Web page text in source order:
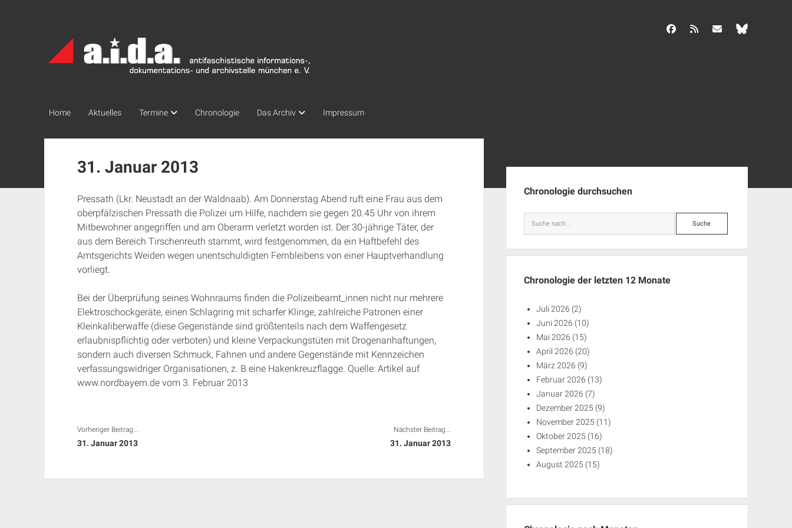
Archiv
München
facebook info@aida-archiv.de
Home Aktuelles Termine Chronologie Das Archiv Impressum
31. Januar 2013
Pressath (Lkr. Neustadt an der Waldnaab). Am Donnerstag Abend ruft eine Frau aus dem
oberpfälzischen Pressath die Polizei um Hilfe, nachdem sie gegen 20.45 Uhr von ihrem
Mitbewohner angegriffen und am Oberarm verletzt worden ist. Der 30-jährige Täter, der
aus dem Bereich Tirschenreuth stammt, wird festgenommen, da ein Haftbefehl des
Amtsgerichts Weiden wegen unentschuldigten Fernbleibens von einer Hauptverhandlung
vorliegt.
Bei der Überprüfung seines Wohnraums finden die Polizeibeamt_innen nicht nur mehrere
Elektroschockgeräte, einen Schlagring mit scharfer Klinge, zahlreiche Patronen einer
Kleinkaliberwaffe (diese Gegenstände sind größtenteils nach dem Waffengesetz
erlaubnispflichtig oder verboten) und kleine Verpackungstüten mit Drogenanhaftungen,
sondern auch diversen Schmuck, Fahnen und andere Gegenstände mit Kennzeichen
verfassungswidriger Organisationen, z. B eine Hakenkreuzflagge. Quelle: Artikel auf
www.nordbayern.de vom 3. Februar 2013
Vorheriger Beitrag...
31. Januar 2013
Nächster Beitrag...
31. Januar 2013
Chronologie durchsuchen
Suche
Chronologie der letzten 12 Monate
Juli 2026 (2)
Juni 2026 (10)
Mai 2026 (15)
April 2026 (20)
März 2026 (9)
Februar 2026 (13)
Januar 2026 (7)
Dezember 2025 (9)
November 2025 (11)
Oktober 2025 (16)
September 2025 (18)
August 2025 (15)